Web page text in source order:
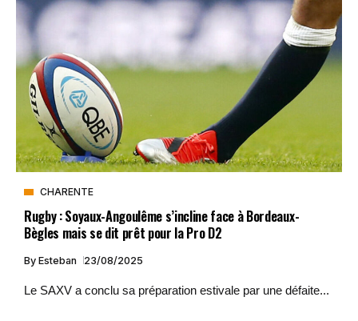
CHARENTE
Rugby : Soyaux-Angoulême s’incline face à Bordeaux-
Bègles mais se dit prêt pour la Pro D2
By Esteban 23/08/2025
Le SAXV a conclu sa préparation estivale par une défaite...